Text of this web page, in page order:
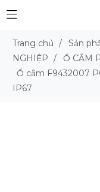
Trang chủ / Sản
NGHIỆP / Ổ CẮM
Ổ cắm F9432007
IP67